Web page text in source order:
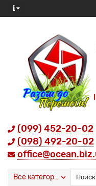
(099) 452-20-02
(098) 492-20-02
Все категории